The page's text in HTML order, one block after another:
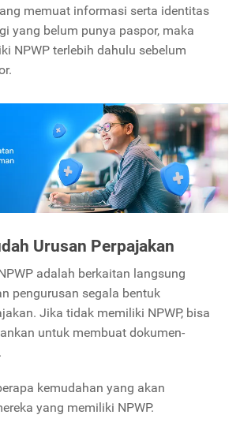
memuat informasi serta identitas
yang belum punya paspor, maka
NPWP terlebih dahulu sebelum
Urusan Perpajakan
adalah berkaitan langsung
pengurusan segala bentuk
Jika tidak memiliki NPWP, bisa
untuk membuat dokumen-
kemudahan yang akan
yang memiliki NPWP.